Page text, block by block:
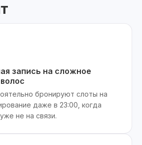
запись на сложное
бронируют слоты на
даже в 23:00, когда
не на связи.